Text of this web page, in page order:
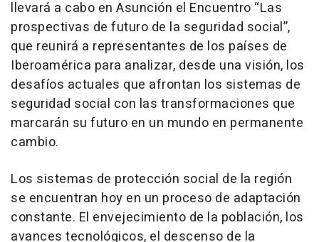
llevará a cabo en Asunción el Encuentro “Las
prospectivas de futuro de la seguridad social”,
que reunirá a representantes de los países de
Iberoamérica para analizar, desde una visión, los
desafíos actuales que afrontan los sistemas de
seguridad social con las transformaciones que
marcarán su futuro en un mundo en permanente
cambio.
Los sistemas de protección social de la región
se encuentran hoy en un proceso de adaptación
constante. El envejecimiento de la población, los
avances tecnológicos, el descenso de la